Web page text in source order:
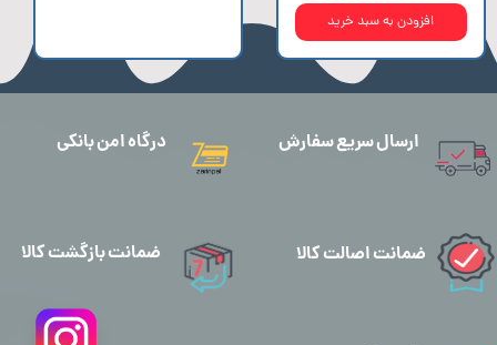
افزودن به سبد خرید
ارسال سریع سفارش درگاه امن بانکی
ضمانت اصالت کالا ضمانت بازگشت کالا